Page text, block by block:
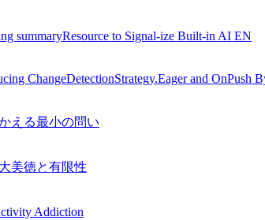
summaryResource to Signal-ize Built-in AI EN
ChangeDetectionStrategy.Eager and OnPush
える最小の問い
美徳と有限性
Addiction